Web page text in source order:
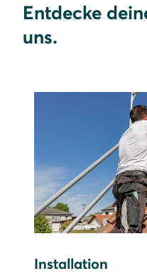
Entdecke
uns.
Installation